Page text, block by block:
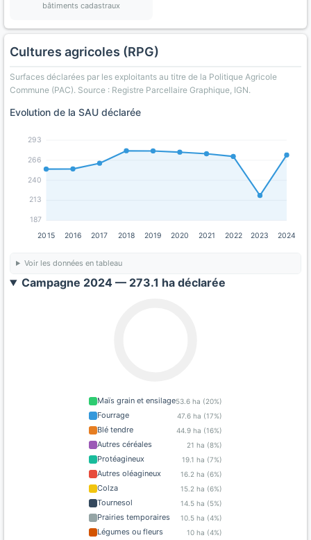
bâtiments cadastraux
Cultures agricoles (RPG)
Surfaces déclarées par les exploitants au titre de la Politique Agricole
Commune (PAC). Source : Registre Parcellaire Graphique, IGN.
Evolution de la SAU déclarée
187
213
240
266
293
2015 2016 2017 2018 2019 2020 2021 2022 2023 2024
Voir les données en tableau
Campagne 2024 — 273.1 ha déclarée
Maïs grain et ensilage53.6 ha (20%)
Fourrage 47.6 ha (17%)
Blé tendre 44.9 ha (16%)
Autres céréales 21 ha (8%)
Protéagineux 19.1 ha (7%)
Autres oléagineux 16.2 ha (6%)
Colza 15.2 ha (6%)
Tournesol 14.5 ha (5%)
Prairies temporaires 10.5 ha (4%)
Légumes ou fleurs 10 ha (4%)